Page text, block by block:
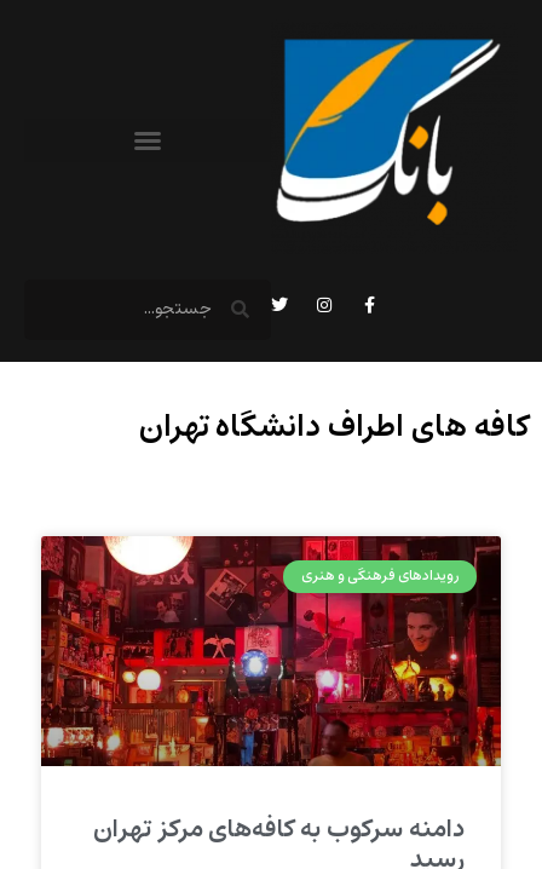
کافه های اطراف دانشگاه تهران
رویدادهای فرهنگی و هنری
دامنه سرکوب به کافه‌های مرکز تهران
رسید